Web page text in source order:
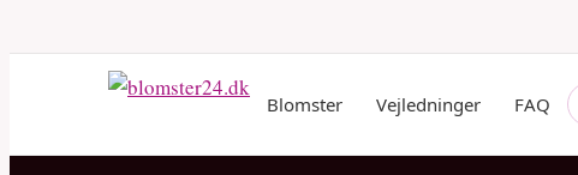
Blomster Vejledninger FAQ